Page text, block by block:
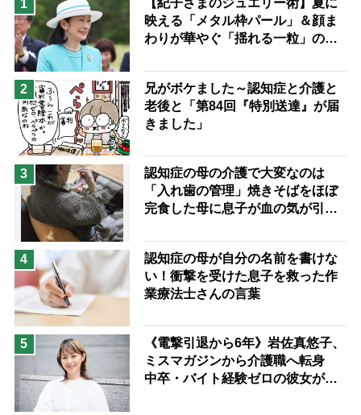
息子の遠距離介護サバイバル術
兄がボケました
予防法
1
【紀子さまのジュエリー術】夏に
映える「メタル枠パール」＆顔ま
わりが華やぐ「揺れる一粒」の使
2
兄がボケました～認知症と介護と
老後と「第84回『特別送達』が届
きました」
3
認知症の母の介護で大変なのは
「入れ歯の管理」焼きそばをほぼ
完食した母に息子が血の気が引い
4
認知症の母が自分の名前を書けな
い！衝撃を受けた息子を救った作
業療法士さんの言葉
5
《電撃引退から6年》岩佐真悠子、
ミスマガジンから介護職へ転身
中卒・バイト経験ゼロの彼女が見